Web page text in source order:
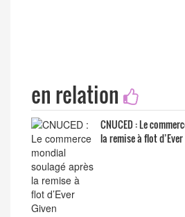
en relation
CNUCED : Le
la remise à flot d’Ever